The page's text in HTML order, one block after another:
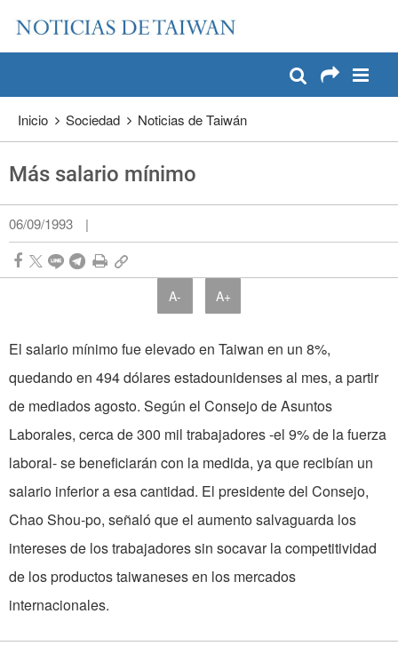
Pase a contenido principal
Inicio Sociedad Noticias de Taiwán
Más salario mínimo
06/09/1993 |
A- A+
El salario mínimo fue ele­vado en Taiwan en un 8%,
quedando en 494 dólares estadounidenses al mes, a partir
de mediados agosto. Según el Consejo de Asuntos
Laborales, cerca de 300 mil trabajadores -el 9% de la fuerza
laboral- se beneficiarán con la medida, ya que recibían un
salario inferior a esa cantidad. El presidente del Consejo,
Chao Shou-po, señaló que el aumento sal­vaguarda los
intereses de los trabajadores sin so­cavar la competitividad
de los productos taiwaneses en los mercados
internacionales.